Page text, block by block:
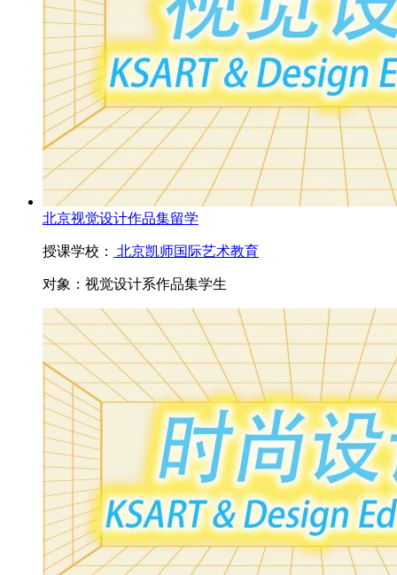
北京视觉设计作品集留学
授课学校： 北京凯师国际艺术教育
对象： 视觉设计系作品集学生